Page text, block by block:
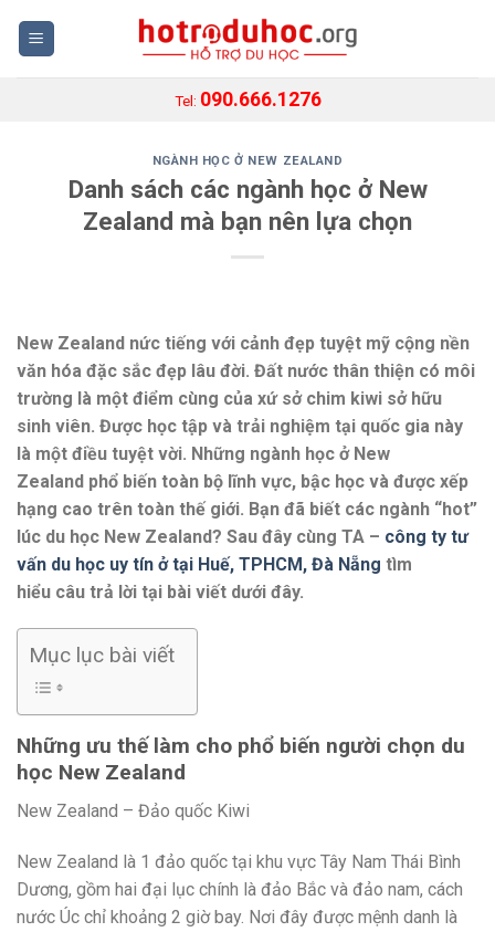
Tel: 090.666.1276
NGÀNH HỌC Ở NEW ZEALAND
Danh sách các ngành học ở New
Zealand mà bạn nên lựa chọn
New Zealand nức tiếng với cảnh đẹp tuyệt mỹ cộng nền
văn hóa đặc sắc đẹp lâu đời. Đất nước thân thiện có môi
trường là một điểm cùng của xứ sở chim kiwi sở hữu
sinh viên. Được học tập và trải nghiệm tại quốc gia này
là một điều tuyệt vời. Những ngành học ở New
Zealand phổ biến toàn bộ lĩnh vực, bậc học và được xếp
hạng cao trên toàn thế giới. Bạn đã biết các ngành “hot”
lúc du học New Zealand? Sau đây cùng TA – công ty tư
vấn du học uy tín ở tại Huế, TPHCM, Đà Nẵng tìm
hiểu câu trả lời tại bài viết dưới đây.
Mục lục bài viết
Những ưu thế làm cho phổ biến người chọn du
học New Zealand
New Zealand – Đảo quốc Kiwi
New Zealand là 1 đảo quốc tại khu vực Tây Nam Thái Bình
Dương, gồm hai đại lục chính là đảo Bắc và đảo nam, cách
nước Úc chỉ khoảng 2 giờ bay. Nơi đây được mệnh danh là